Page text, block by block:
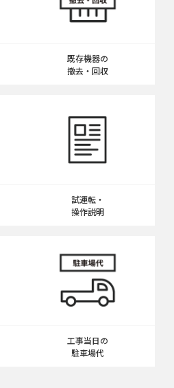
既存機器の
撤去・回収
試運転・
操作説明
工事当日の
駐車場代